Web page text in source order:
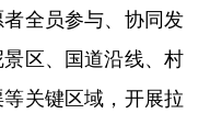
全员参与、协同发
区、国道沿线、村
关键区域，开展拉